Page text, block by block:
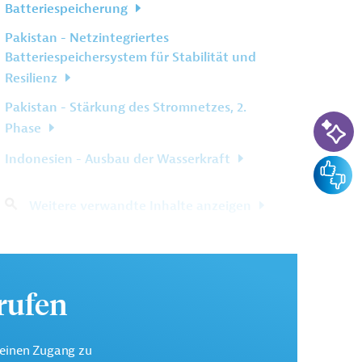
Batteriespeicherung
Pakistan - Netzintegriertes
Batteriespeichersystem für Stabilität und
Resilienz
Pakistan - Stärkung des Stromnetzes, 2.
Phase
Indonesien - Ausbau der Wasserkraft
Zugang zu
KI-